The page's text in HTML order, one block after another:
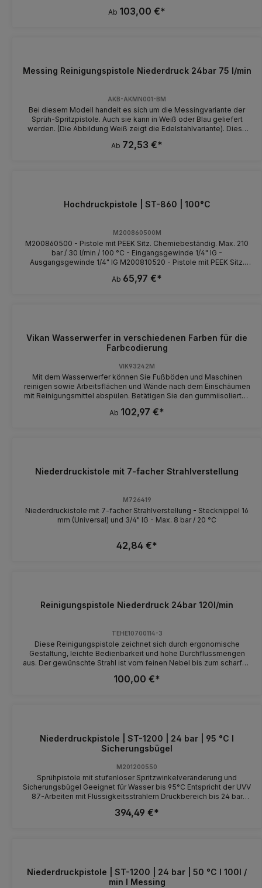
scharfen Strahl mit dem Handhebel stufenlos einstellbar. Die
Ab 103,00 €*
Messing Reinigungspistole Niederdruck 24bar 75 l/min
AKB-AKMN001-BM
Bei diesem Modell handelt es sich um die Messingvariante der
Sprüh-Spritzpistole. Auch sie kann in Weiß oder Blau geliefert
werden. (Die Abbildung Weiß zeigt die Edelstahlvariante). Diese
Wasserverbrauch. So können Sie vom harten Strahl bishin zum
natürlich genauso möglich.
Ab 72,53 €*
Hochdruckpistole | ST-860 | 100°C
M200860500M
M200860500 - Pistole mit PEEK Sitz. Chemiebeständig. Max. 210
bar / 30 l/min / 100 °C - Eingangsgewinde 1/4" IG -
Ausgangsgewinde 1/4" IG M200810520 - Pistole mit PEEK Sitz.
Eingangsgewinde M22 AG - Ausgangsgewinde M22 AG
Ab 65,97 €*
Vikan Wasserwerfer in verschiedenen Farben für die
Farbcodierung
VIK93242M
Mit dem Wasserwerfer können Sie Fußböden und Maschinen
reinigen sowie Arbeitsflächen und Wände nach dem Einschäumen
mit Reinigungsmittel abspülen. Betätigen Sie den gummiisolierten
Wasserstrahl kann auch mithilfe der Schraube am Ende des
Ab 102,97 €*
Niederdruckistole mit 7-facher Strahlverstellung
M726419
Niederdruckistole mit 7-facher Strahlverstellung - Stecknippel 16
mm (Universal) und 3/4" IG - Max. 8 bar / 20 °C
42,84 €*
Reinigungspistole Niederdruck 24bar 120l/min
TEHE10700114-3
Diese Reinigungspistole zeichnet sich durch ergonomische
Gestaltung, leichte Bedienbarkeit und hohe Durchflussmengen
aus. Der gewünschte Strahl ist vom feinen Nebel bis zum scharfen
Gummiummantelung mindert den Aufprall beim Herunterfallen.
Durchflussmenge: max. 120 l/min* Anschluss Eingang: 1/2"
100,00 €*
Niederdruckpistole | ST-1200 | 24 bar | 95 °C I
Sicherungsbügel
M201200550
Sprühpistole mit stufenloser Spritzwinkelveränderung und
Sicherungsbügel Geeignet für Wasser bis 95°C Entspricht der UVV
87-Arbeiten mit Flüssigkeitsstrahlern Druckbereich bis 24 bar
Strahlgrundeinstellung Dicke Gummiummantelung schützt gegen
394,49 €*
Niederdruckpistole | ST-1200 | 24 bar | 50 °C I 100l /
min I Messing